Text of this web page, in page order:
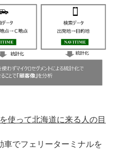
使って北海道に来る人の目
でフェリーターミナルを